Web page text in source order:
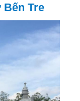
Bến Tre